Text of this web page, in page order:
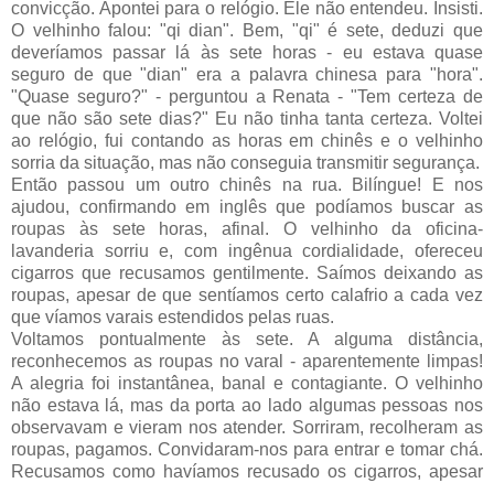
convicção. Apontei para o relógio. Ele não entendeu. Insisti.
O velhinho falou: "qi dian". Bem, "qi" é sete, deduzi que
deveríamos passar lá às sete horas - eu estava quase
seguro de que "dian" era a palavra chinesa para "hora".
"Quase seguro?" - perguntou a Renata - "Tem certeza de
que não são sete dias?" Eu não tinha tanta certeza. Voltei
ao relógio, fui contando as horas em chinês e o velhinho
sorria da situação, mas não conseguia transmitir segurança.
Então passou um outro chinês na rua. Bilíngue! E nos
ajudou, confirmando em inglês que podíamos buscar as
roupas às sete horas, afinal. O velhinho da oficina-
lavanderia sorriu e, com ingênua cordialidade, ofereceu
cigarros que recusamos gentilmente. Saímos deixando as
roupas, apesar de que sentíamos certo calafrio a cada vez
que víamos varais estendidos pelas ruas.
Voltamos pontualmente às sete. A alguma distância,
reconhecemos as roupas no varal - aparentemente limpas!
A alegria foi instantânea, banal e contagiante. O velhinho
não estava lá, mas da porta ao lado algumas pessoas nos
observavam e vieram nos atender. Sorriram, recolheram as
roupas, pagamos. Convidaram-nos para entrar e tomar chá.
Recusamos como havíamos recusado os cigarros, apesar